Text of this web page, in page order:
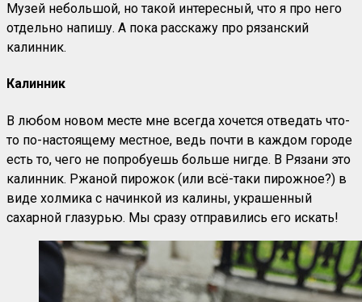
Музей небольшой, но такой интересный, что я про него
отдельно напишу. А пока расскажу про рязанский
калинник.
Калинник
В любом новом месте мне всегда хочется отведать что-
то по-настоящему местное, ведь почти в каждом городе
есть то, чего не попробуешь больше нигде. В Рязани это
калинник. Ржаной пирожок (или всё-таки пирожное?) в
виде холмика с начинкой из калины, украшенный
сахарной глазурью. Мы сразу отправились его искать!